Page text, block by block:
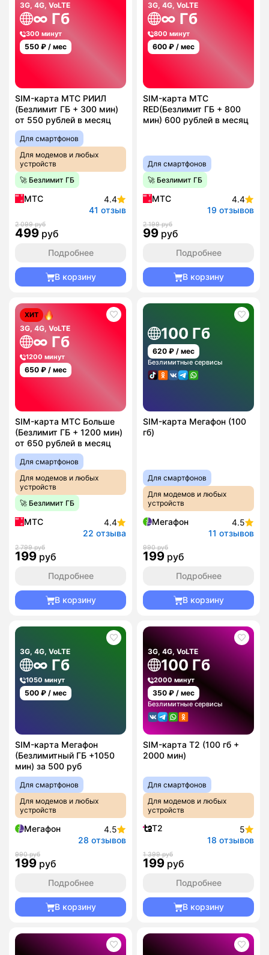
3G, 4G, VoLTE
∞ Гб
300 минут
550 ₽ / мес
SIM-карта МТС РИИЛ
(Безлимит ГБ + 300 мин)
от 550 рублей в месяц
Для смартфонов
Для модемов и любых
устройств
🚀 Безлимит ГБ
МТС
4.4
41 отзыв
2 099 руб
499 руб
Подробнее
В корзину
3G, 4G, VoLTE
∞ Гб
800 минут
600 ₽ / мес
SIM-карта МТС
RED(Безлимит ГБ + 800
мин) 600 рублей в месяц
Для смартфонов
🚀 Безлимит ГБ
МТС
4.4
19 отзывов
2 199 руб
99 руб
Подробнее
В корзину
ХИТ
3G, 4G, VoLTE
∞ Гб
1200 минут
650 ₽ / мес
SIM-карта МТС Больше
(Безлимит ГБ + 1200 мин)
от 650 рублей в месяц
Для смартфонов
Для модемов и любых
устройств
🚀 Безлимит ГБ
МТС
4.4
22 отзыва
2 799 руб
199 руб
Подробнее
В корзину
100 Гб
620 ₽ / мес
Безлимитные сервисы
SIM-карта Мегафон (100
гб)
Для смартфонов
Для модемов и любых
устройств
Мегафон
4.5
11 отзывов
990 руб
199 руб
Подробнее
В корзину
3G, 4G, VoLTE
∞ Гб
1050 минут
500 ₽ / мес
SIM-карта Мегафон
(Безлимитный ГБ +1050
мин) за 500 руб
Для смартфонов
Для модемов и любых
устройств
Мегафон
4.5
28 отзывов
990 руб
199 руб
Подробнее
В корзину
3G, 4G, VoLTE
100 Гб
2000 минут
350 ₽ / мес
Безлимитные сервисы
SIM-карта T2 (100 гб +
2000 мин)
Для смартфонов
Для модемов и любых
устройств
T2
5
18 отзывов
1 399 руб
199 руб
Подробнее
В корзину